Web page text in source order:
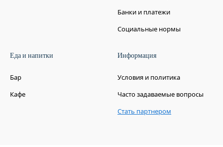
Банки и платежи
Социальные нормы
Еда и напитки
Бар
Кафе
Информация
Условия и политика
Часто задаваемые вопросы
Стать партнером